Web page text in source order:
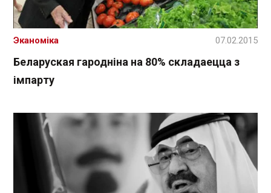
Беларуская гародніна на 80% складаецца з
імпарту
Эканоміка 07.02.2015